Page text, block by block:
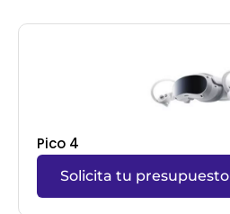
Pico 4
Solicita tu presupuesto